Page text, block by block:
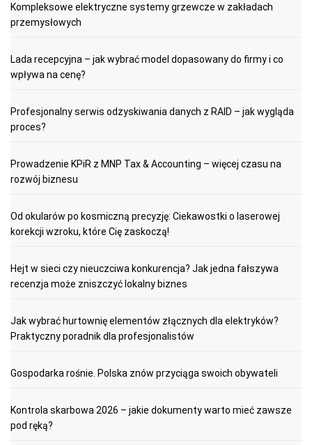
Kompleksowe elektryczne systemy grzewcze w zakładach
przemysłowych
Lada recepcyjna – jak wybrać model dopasowany do firmy i co
wpływa na cenę?
Profesjonalny serwis odzyskiwania danych z RAID – jak wygląda
proces?
Prowadzenie KPiR z MNP Tax & Accounting – więcej czasu na
rozwój biznesu
Od okularów po kosmiczną precyzję: Ciekawostki o laserowej
korekcji wzroku, które Cię zaskoczą!
Hejt w sieci czy nieuczciwa konkurencja? Jak jedna fałszywa
recenzja może zniszczyć lokalny biznes
Jak wybrać hurtownię elementów złącznych dla elektryków?
Praktyczny poradnik dla profesjonalistów
Gospodarka rośnie. Polska znów przyciąga swoich obywateli
Kontrola skarbowa 2026 – jakie dokumenty warto mieć zawsze
pod ręką?